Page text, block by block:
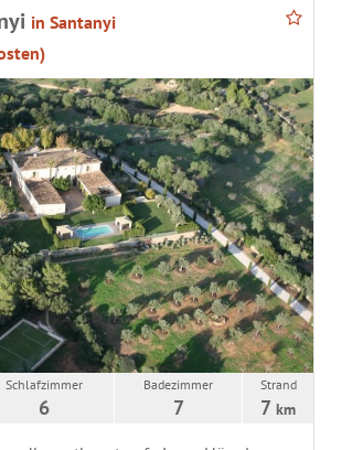
in Santanyi
Schlafzimmer
6
Badezimmer
7
Strand
7 km